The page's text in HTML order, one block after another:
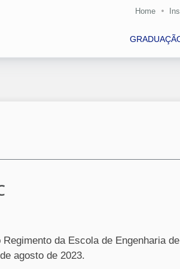
Home
da Escola de Engenharia
agosto de 2023.